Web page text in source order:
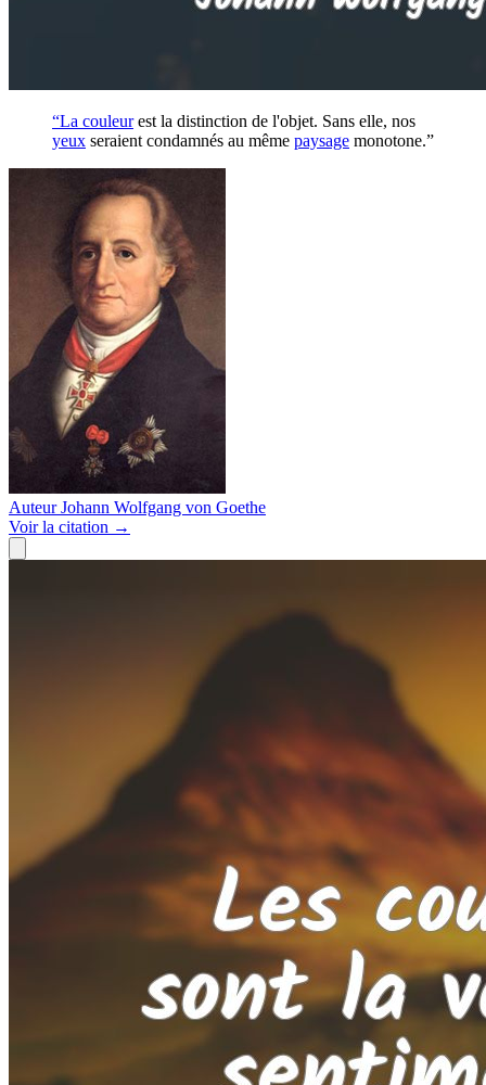
“La couleurest la distinction de l'objet. Sans elle, nos
yeux seraient condamnés au même paysage monotone.”
Auteur Johann Wolfgang von Goethe
Voirla citation →